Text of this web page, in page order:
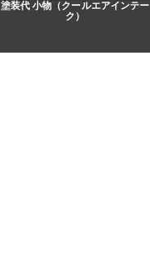
塗装代 小物（クールエアインテー
ク）